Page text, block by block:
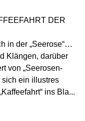
DER
in der „Seerose“…
Klängen, darüber
von „Seerosen-
sich ein illustres
ins Bla...